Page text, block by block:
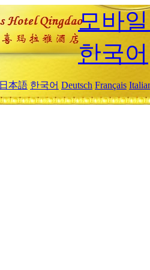
모바
한국어
日本語 한국어 Deutsch Français